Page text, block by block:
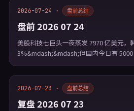
2026-07-24 · 盘前总结
盘前 2026 07 24
美股科技七巨头一夜蒸发 7970 亿美元，
3%&mdash;&mdash;但国内今日有
2026-07-23 · 盘前总结
复盘 2026 07 23